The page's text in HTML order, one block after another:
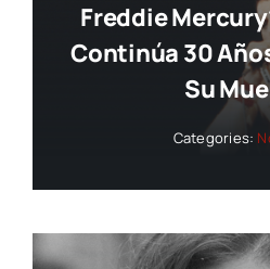
Freddie
Continúa 30
Su
Categories: